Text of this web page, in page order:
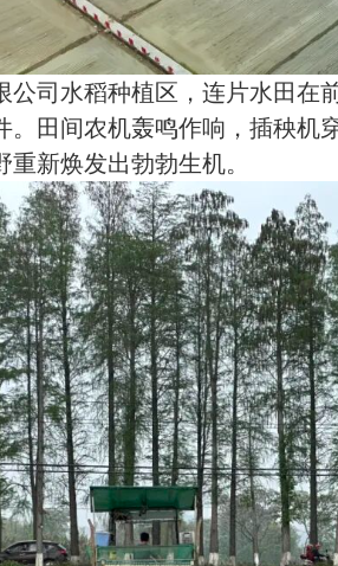
水稻种植区，连片水田在
。田间农机轰鸣作响，插秧
新焕发出勃勃生机。